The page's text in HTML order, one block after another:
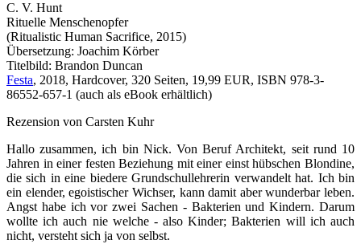
C. V. Hunt
Rituelle Menschenopfer
(Ritualistic Human Sacrifice, 2015)
Übersetzung: Joachim Körber
Titelbild: Brandon Duncan
Festa, 2018, Hardcover, 320 Seiten, 19,99 EUR, ISBN 978-3-
86552-657-1 (auch als eBook erhältlich)
Rezension von Carsten Kuhr
Hallo zusammen, ich bin Nick. Von Beruf Architekt, seit rund 10
Jahren in einer festen Beziehung mit einer einst hübschen Blondine,
die sich in eine biedere Grundschullehrerin verwandelt hat. Ich bin
ein elender, egoistischer Wichser, kann damit aber wunderbar leben.
Angst habe ich vor zwei Sachen - Bakterien und Kindern. Darum
wollte ich auch nie welche - also Kinder; Bakterien will ich auch
nicht, versteht sich ja von selbst.